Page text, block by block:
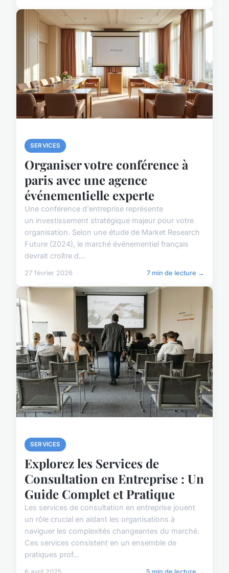
SERVICES
Organiser votre conférence à
paris avec une agence
événementielle experte
Une conférence d'entreprise représente
un investissement stratégique majeur pour votre
organisation. Selon une étude de Market Research
Future (2024), le marché événementiel français
devrait croître d...
27 février 2026 7 min de lecture →
SERVICES
Explorez les Services de
Consultation en Entreprise : Un
Guide Complet et Pratique
Les services de consultation en entreprise jouent
un rôle crucial en aidant les organisations à
naviguer les complexités changeantes du marché.
Ces services consistent en un ensemble de
pratiques prof...